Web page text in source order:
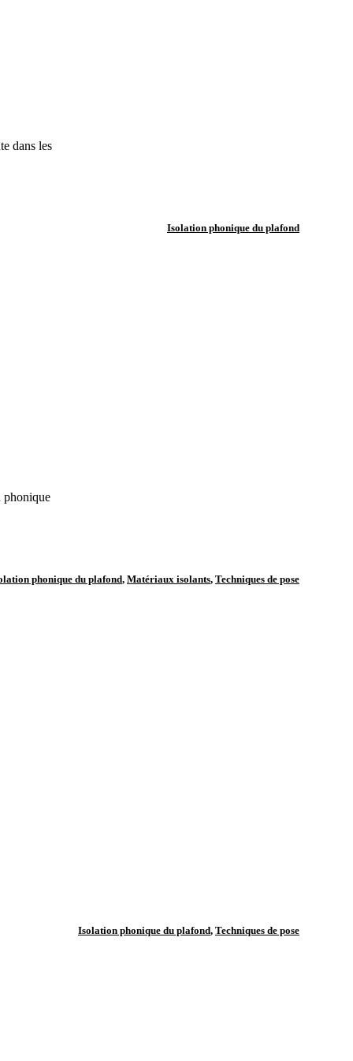
dans les
Isolation phonique du plafond
phonique
phonique du plafond, Matériaux isolants, Techniques de pose
Isolation phonique du plafond, Techniques de pose